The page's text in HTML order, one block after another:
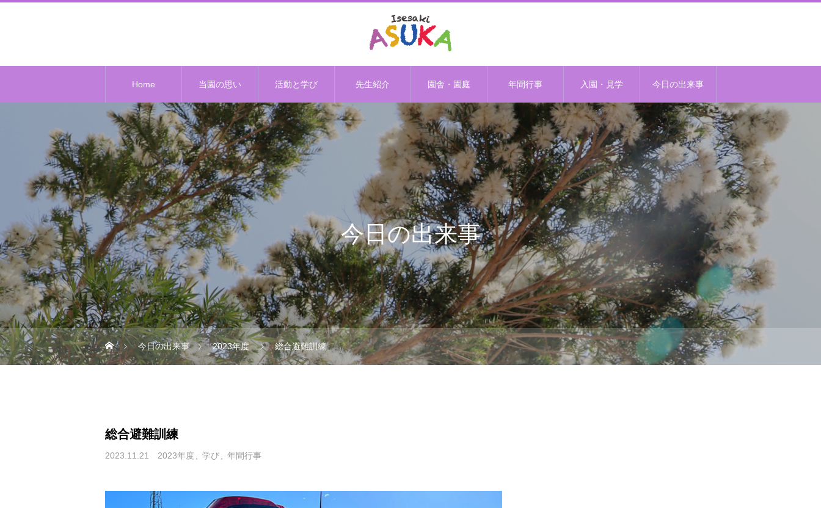
Home 当園の思い 活動と学び 先生紹介 園舎・園庭 年間行事 入園・見学 今日の出来事
今日の出来事
今日の出来事 2023年度 総合避難訓練
総合避難訓練
2023.11.21 2023年度 学び 年間行事